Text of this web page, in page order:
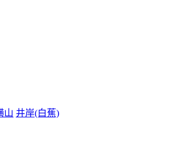
山 井岸(白蕉)